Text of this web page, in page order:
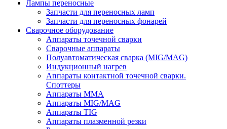
Лампы переносные
Запчасти для переносных ламп
Запчасти для переносных фонарей
Сварочное оборудование
Аппараты точечной сварки
Сварочные аппараты
Полуавтоматическая сварка (MIG/MAG)
Индукционный нагрев
Аппараты контактной точечной сварки.
Споттеры
Аппараты MMA
Аппараты MIG/MAG
Аппараты TIG
Аппараты плазменной резки